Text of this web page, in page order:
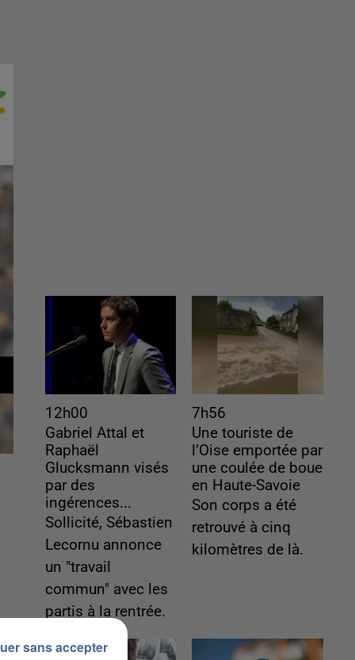
12h00
Gabriel Attal et
Raphaël
Glucksmann visés
par des
ingérences...
Sollicité, Sébastien
Lecornu annonce
un "travail
commun" avec les
partis à la rentrée.
7h56
Une touriste de
l’Oise emportée par
une coulée de boue
en Haute-Savoie
Son corps a été
retrouvé à cinq
kilomètres de là.
sans accepter